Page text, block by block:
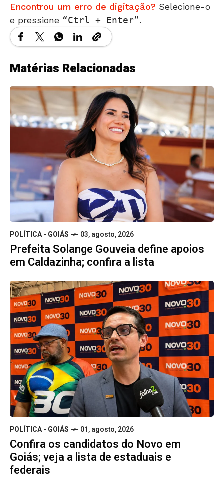
Encontrou um erro de digitação? Selecione-o
e pressione
Ctrl + Enter .
Matérias Relacionadas
POLÍTICA - GOIÁS 03, agosto, 2026
Prefeita Solange Gouveia define apoios
em Caldazinha; confira a lista
POLÍTICA - GOIÁS 01, agosto, 2026
Confira os candidatos do Novo em
Goiás; veja a lista de estaduais e
federais